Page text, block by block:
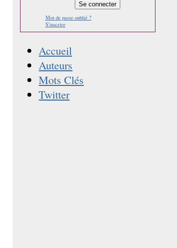
Mot de passe oublié ?
S'inscrire
Accueil
Auteurs
Mots Clés
Twitter